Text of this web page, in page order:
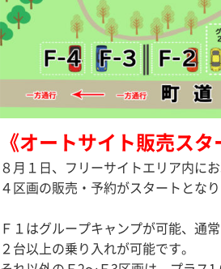
《オートサイト販売スタ
８月１日、フリーサイトエリア内に
４区画の販売・予約がスタートとなり
Ｆ１はグループキャンプが可能、通
２台以上の乗り入れが可能です。